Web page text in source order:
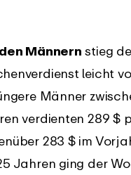
Männern stieg
leicht
Männer
verdienten 289 $
283 $ im
Jahren ging der